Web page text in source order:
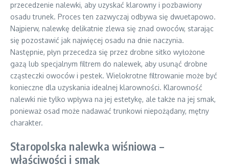
przecedzenie nalewki, aby uzyskać klarowny i pozbawiony
osadu trunek. Proces ten zazwyczaj odbywa się dwuetapowo.
Najpierw, nalewkę delikatnie zlewa się znad owoców, starając
się pozostawić jak najwięcej osadu na dnie naczynia.
Następnie, płyn przecedza się przez drobne sitko wyłożone
gazą lub specjalnym filtrem do nalewek, aby usunąć drobne
cząsteczki owoców i pestek. Wielokrotne filtrowanie może być
konieczne dla uzyskania idealnej klarowności. Klarowność
nalewki nie tylko wpływa na jej estetykę, ale także na jej smak,
ponieważ osad może nadawać trunkowi niepożądany, mętny
charakter.
Staropolska nalewka wiśniowa –
właściwości i smak